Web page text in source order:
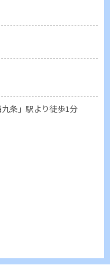
条」駅より徒歩1分